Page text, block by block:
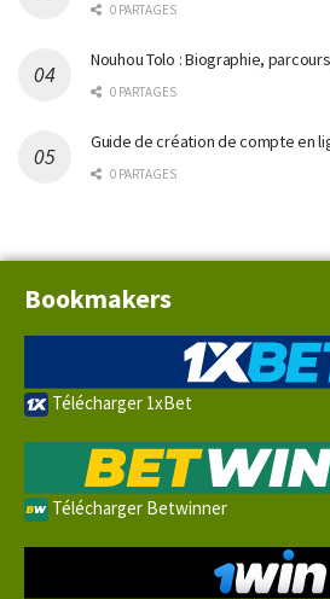
0 PARTAGES
Nouhou Tolo : Biographie,
0 PARTAGES
Guide de création de compte en
0 PARTAGES
Bookmakers
Télécharger 1xBet
Télécharger Betwinner